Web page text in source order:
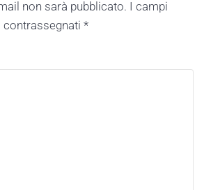
non sarà pubblicato. I campi
*